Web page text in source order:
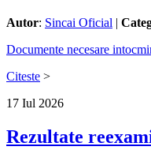
Autor: Sincai Oficial |
Documente necesare
Citeste >
17 Iul 2026
Rezultate